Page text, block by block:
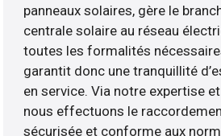
panneaux solaires, gère le
centrale solaire au réseau
toutes les formalités
garantit donc une tranquillité
en service. Via notre expertise
nous effectuons le
sécurisée et conforme aux